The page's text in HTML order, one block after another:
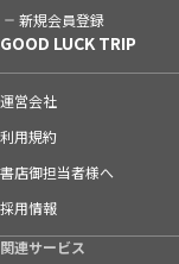
新規会員登録
GOOD LUCK TRIP
運営会社
利用規約
書店御担当者様へ
採用情報
関連サービス